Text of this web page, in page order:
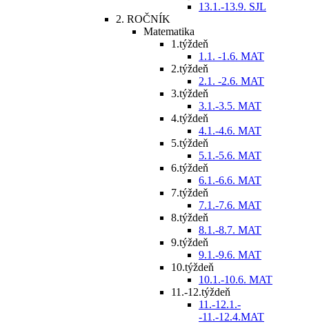
13.1.-13.9. SJL
2. ROČNÍK
Matematika
1.týždeň
1.1. -1.6. MAT
2.týždeň
2.1. -2.6. MAT
3.týždeň
3.1.-3.5. MAT
4.týždeň
4.1.-4.6. MAT
5.týždeň
5.1.-5.6. MAT
6.týždeň
6.1.-6.6. MAT
7.týždeň
7.1.-7.6. MAT
8.týždeň
8.1.-8.7. MAT
9.týždeň
9.1.-9.6. MAT
10.týždeň
10.1.-10.6. MAT
11.-12.týždeň
11.-12.1.-
-11.-12.4.MAT